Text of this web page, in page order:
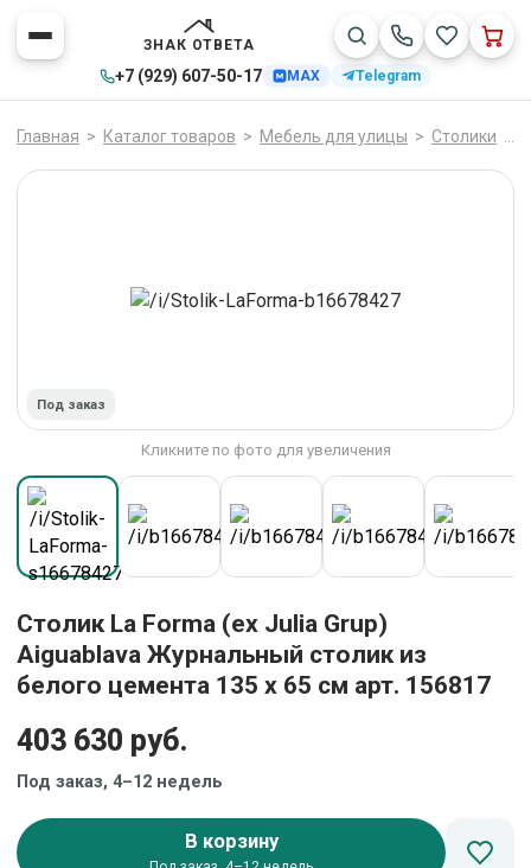
ЗНАК ОТВЕТА
+7 (929) 607-50-17 MAX Telegram
Главная > Каталог товаров > Мебель для улицы > Столики
Под заказ
Кликните по фото для увеличения
Столик La Forma (ех Julia Grup)
Aiguablava Журнальный столик из
белого цемента 135 x 65 см арт. 156817
403 630 руб.
Под заказ, 4–12 недель
В корзину